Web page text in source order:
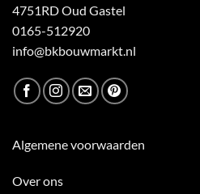
4751RD Oud Gastel
0165-512920
info@bkbouwmarkt.nl
Algemene voorwaarden
Over ons